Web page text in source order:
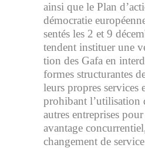
ainsi que le Plan
démocra­tie
sen­tés les 2 et 9
tendent ins­ti­tuer une
tion des Gafa en
formes struc­tu­rantes
leurs propres ser­vices
pro­hi­bant l’uti­li­sa­tion
autres en­tre­prises
avan­tage
chan­ge­ment de